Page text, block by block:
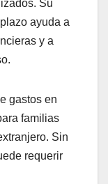
Su
ayuda a
y a
gastos en
familias
Sin
requerir